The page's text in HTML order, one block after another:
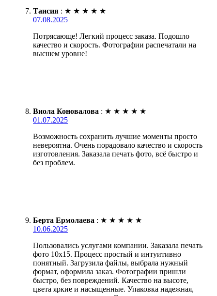
Таисия : ★ ★ ★ ★ ★
07.08.2025
Потрясающе! Легкий процесс заказа. Подошло
качество и скорость. Фотографии распечатали на
высшем уровне!
Виола Коновалова : ★ ★ ★ ★ ★
01.07.2025
Возможность сохранить лучшие моменты просто
невероятна. Очень порадовало качество и скорость
изготовления. Заказала печать фото, всё быстро и
без проблем.
Берта Ермолаева : ★ ★ ★ ★ ★
10.06.2025
Пользовались услугами компании. Заказала печать
фото 10х15. Процесс простый и интуитивно
понятный. Загрузила файлы, выбрала нужный
формат, оформила заказ. Фотографии пришли
быстро, без повреждений. Качество на высоте,
цвета яркие и насыщенные. Упаковка надежная,